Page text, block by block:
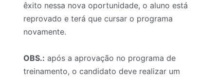
êxito nessa nova oportunidade, o aluno está
reprovado e terá que cursar o programa
novamente.
OBS.: após a aprovação no programa de
treinamento, o candidato deve realizar um